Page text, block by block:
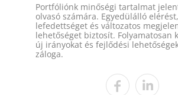
Portfóliónk minőségi tartalmat
olvasó számára. Egyedülálló
lefedettséget és változatos
lehetőséget biztosít. Folyamatosan
új irányokat és fejlődési
záloga.